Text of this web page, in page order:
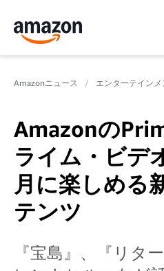
Amazonニュース エンターテインメ
Amazonの
ライム・ビデ
月に楽しめる
テンツ
『宝島』、『リタ